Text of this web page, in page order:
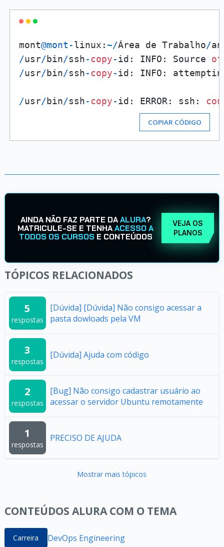
mont@mont -linux:~/Área de Trabalho/
/usr/bin/ssh-copy-id: INFO: Source of
/usr/bin/ssh-copy-id: INFO:
/usr/bin/ssh-copy-id: ERROR: ssh:
COPIAR CÓDIGO
AINDA NÃO FAZ PARTE DAALURA?
MATRICULE-SE E TENHAACESSO A
TODOS OS CURSOS E CONTEÚDOS
VEJA OS
PLANOS
TÓPICOS RELACIONADOS
5
respostas
[Dúvida] [Dúvida] Não consigo acessar a
pasta dowloads pela VM
3
respostas
[Dúvida] Ajuda com código
2
respostas
[Bug] Não consigo cadastrar usuário ao
acessar o servidor Ubuntu remotamente
1
respostas
PRECISO DE AJUDA
Mostrar mais tópicos
CONTEÚDOS ALURA COM O TEMA
Carreira DevOps Engineering